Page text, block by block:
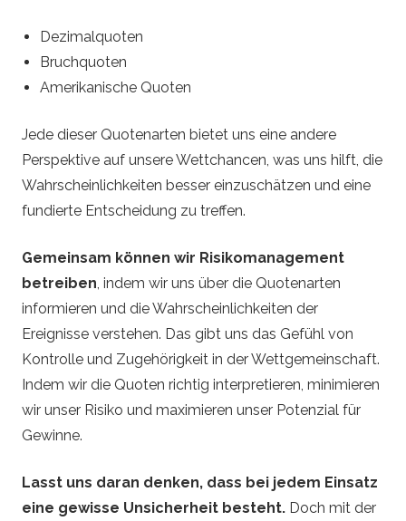
Dezimalquoten
Bruchquoten
Amerikanische Quoten
Jede dieser Quotenarten bietet uns eine andere
Perspektive auf unsere Wettchancen, was uns hilft, die
Wahrscheinlichkeiten besser einzuschätzen und eine
fundierte Entscheidung zu treffen.
Gemeinsam können wir Risikomanagement
betreiben, indem wir uns über die Quotenarten
informieren und die Wahrscheinlichkeiten der
Ereignisse verstehen. Das gibt uns das Gefühl von
Kontrolle und Zugehörigkeit in der Wettgemeinschaft.
Indem wir die Quoten richtig interpretieren, minimieren
wir unser Risiko und maximieren unser Potenzial für
Gewinne.
Lasst uns daran denken, dass bei jedem Einsatz
eine gewisse Unsicherheit besteht. Doch mit der